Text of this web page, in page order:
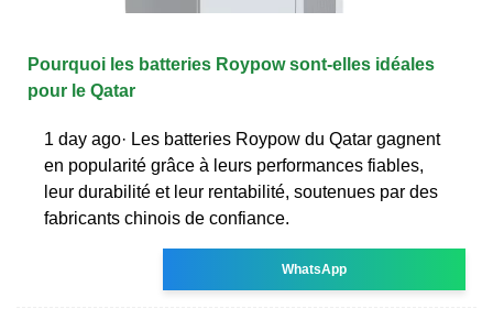
Pourquoi les batteries Roypow sont-elles idéales
pour le Qatar
1 day ago· Les batteries Roypow du Qatar gagnent
en popularité grâce à leurs performances fiables,
leur durabilité et leur rentabilité, soutenues par des
fabricants chinois de confiance.
WhatsApp